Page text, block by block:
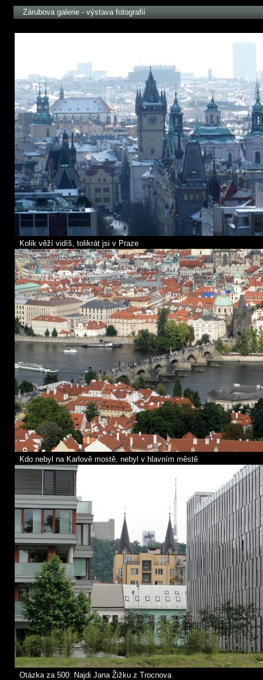
Zárubova galerie - výstava fotografií
Kolik věží vidíš, tolikrát jsi v Praze
Kdo nebyl na Karlově mostě, nebyl v hlavním městě
Otázka za 500: Najdi Jana Žižku z Trocnova